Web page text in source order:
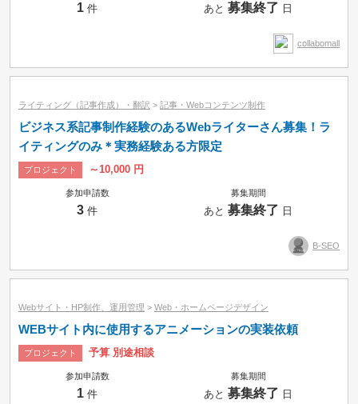
1 件 あと募集終了 日
collabomall
ライティング（記事作成）・翻訳 > 記事・Webコンテンツ制作
ビジネス系記事制作経験のあるWebライターさん募集！ラ
イティングのみ＊実務経験ある方限定
プロジェクト ～10,000 円
参加申請数
3 件
募集期間
あと募集終了 日
B-SEO
Webサイト・HP制作、運用管理 > Web・ホームページデザイン
WEBサイト内に使用するアニメーションの実装依頼
プロジェクト 予算 別途相談
参加申請数
1 件
募集期間
あと募集終了 日